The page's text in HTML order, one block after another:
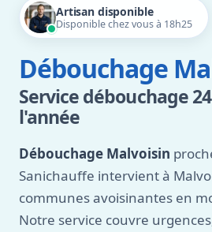
Artisan disponible
Disponible chez vous à 18h25
Débouchage
Service débouchage
l'année
Débouchage Malvoisin
Sanichauffe intervient à
communes avoisinantes en
Notre service couvre